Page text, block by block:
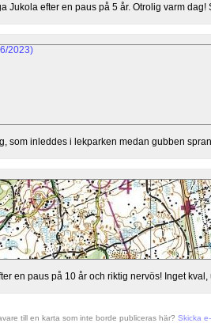
Jukola efter en paus på 5 år. Otrolig varm
som inleddes i lekparken medan gubben
en paus på 10 år och riktig nervös! Inget
till en karta som inte borde publiceras här? Skicka